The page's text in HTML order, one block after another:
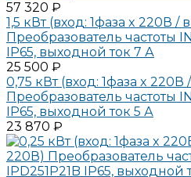
57 320 ₽
1,5 кВт (вход: 1фаза x 220В /
Преобразователь частоты
IP65, выходной ток 7 А
25 500 ₽
0,75 кВт (вход: 1фаза x
Преобразователь частоты
IP65, выходной ток 5 А
23 870 ₽